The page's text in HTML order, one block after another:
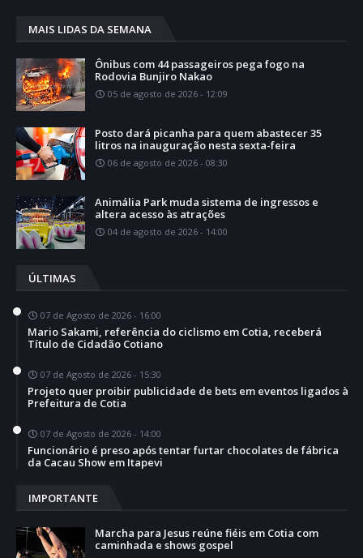
MAIS LIDAS DA SEMANA
Ônibus com 44 passageiros pega fogo na
Rodovia Bunjiro Nakao
05 de agosto de 2026 - 12:09
Posto dará picanha para quem abastecer 35
litros na inauguração nesta sexta-feira
06 de agosto de 2026 - 08:30
Animália Park muda sistema de ingressos e
altera acesso às atrações
04 de agosto de 2026 - 14:00
ÚLTIMAS
07 de Agosto de 2026 - 16:00
Mario Sakami, referência do ciclismo em Cotia, receberá
Título de Cidadão Cotiano
07 de Agosto de 2026 - 15:30
Projeto quer proibir publicidade de bets em eventos ligados à
Prefeitura de Cotia
07 de Agosto de 2026 - 14:00
Funcionário é preso após tentar furtar chocolates de fábrica
da Cacau Show em Itapevi
IMPORTANTE
Marcha para Jesus reúne fiéis em Cotia com
caminhada e shows gospel